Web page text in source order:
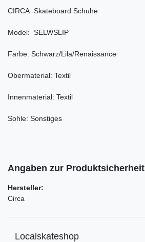
CIRCA Skateboard Schuhe
Model: SELWSLIP
Farbe: Schwarz/Lila/Renaissance
Obermaterial: Textil
Innenmaterial: Textil
Sohle: Sonstiges
Angaben zur Produktsicherheit
Hersteller:
Circa
Localskateshop